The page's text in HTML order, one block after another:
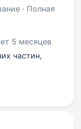
· Полная
5 месяцев
частин,